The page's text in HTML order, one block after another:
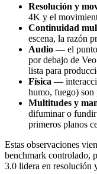
Resolución y
4K y el
Continuidad
escena, la razón
Audio — el punto
por debajo de
lista para
Física —
humo, fuego) son
Multitudes y
difuminar o fundir
primeros planos
Estas observaciones
benchmark controlado,
3.0 lidera en resolución